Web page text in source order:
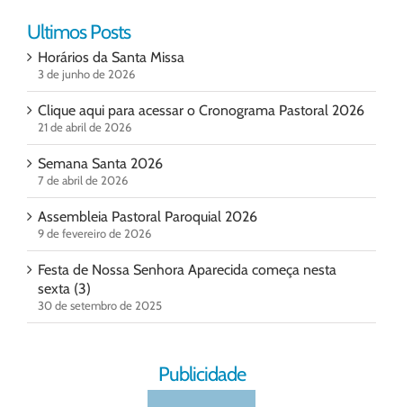
Ultimos Posts
Horários da Santa Missa
3 de junho de 2026
Clique aqui para acessar o Cronograma Pastoral 2026
21 de abril de 2026
Semana Santa 2026
7 de abril de 2026
Assembleia Pastoral Paroquial 2026
9 de fevereiro de 2026
Festa de Nossa Senhora Aparecida começa nesta
sexta (3)
30 de setembro de 2025
Publicidade